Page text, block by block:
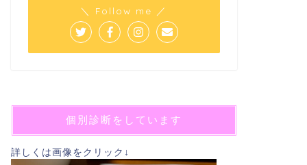
＼ Follow me ／
個別診断をしています
詳しくは画像をクリック↓